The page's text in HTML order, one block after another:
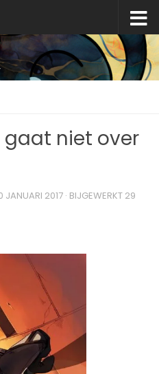
gaat niet over
JANUARI 2017 · BIJGEWERKT 29